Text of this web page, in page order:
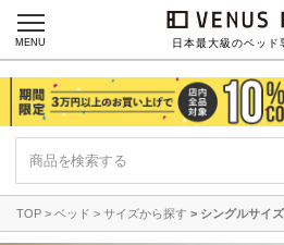
日本最大級のベッド
MENU
TOP ベッド サイズから探す シングルサイ